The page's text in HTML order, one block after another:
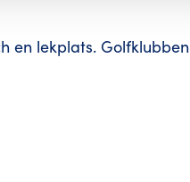
en lekplats. Golfklubben